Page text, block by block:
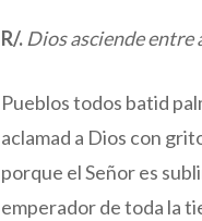
R/. Dios asciende entre
Pueblos todos batid
aclamad a Dios con
porque el Señor es
emperador de toda la